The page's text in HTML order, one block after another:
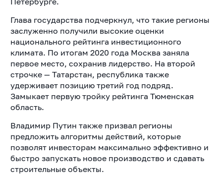
Глава государства подчеркнул, что такие регионы
заслуженно получили высокие оценки
национального рейтинга инвестиционного
климата. По итогам 2020 года Москва заняла
первое место, сохранив лидерство. На второй
строчке — Татарстан, республика также
удерживает позицию третий год подряд.
Замыкает первую тройку рейтинга Тюменская
область.
Владимир Путин также призвал регионы
предложить алгоритмы действий, которые
позволят инвесторам максимально эффективно и
быстро запускать новое производство и сдавать
строительные объекты​​​.